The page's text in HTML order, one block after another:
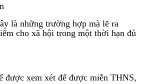
là những trường hợp mà lẽ ra
cho xã hội trong một thời hạn đủ
được xem xét để được miễn THNS,